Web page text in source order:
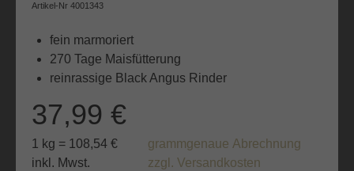
Artikel-Nr 4001343
fein marmoriert
270 Tage Maisfütterung
reinrassige Black Angus Rinder
37,99 €
1 kg = 108,54 €
grammgenaue Abrechnung
inkl. Mwst.
zzgl. Versandkosten